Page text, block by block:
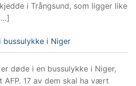
i Trångsund, som ligger like
bussulykke i Niger
døde i en bussulykke i Niger,
AFP. 17 av dem skal ha vært